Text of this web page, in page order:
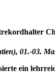
01.-03.
ein